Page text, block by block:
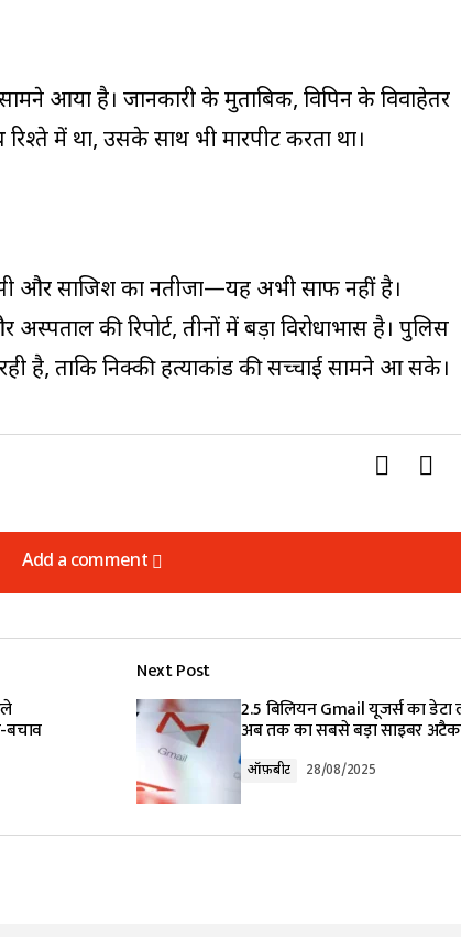
आया है। जानकारी के मुताबिक, विपिन के विवाहेतर
में था, उसके साथ भी मारपीट करता था।
और साजिश का नतीजा—यह अभी साफ नहीं है।
की रिपोर्ट, तीनों में बड़ा विरोधाभास है। पुलिस
है, ताकि निक्की हत्याकांड की सच्चाई सामने आ सके।
Add a comment
Add a comment
Required fields are marked *
बचाव
Next Post
2.5 बिलियन Gmail यूजर्स का
अब तक का सबसे बड़ा साइबर अटैक
ऑफ़बीट 28/08/2025